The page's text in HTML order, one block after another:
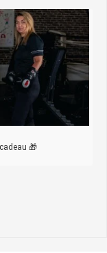
🎁